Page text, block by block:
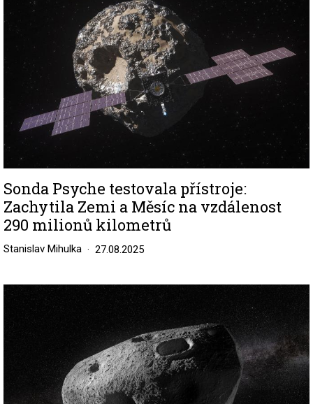
Sonda Psyche testovala přístroje:
Zachytila Zemi a Měsíc na vzdálenost
290 milionů kilometrů
Stanislav Mihulka 27.08.2025
Image